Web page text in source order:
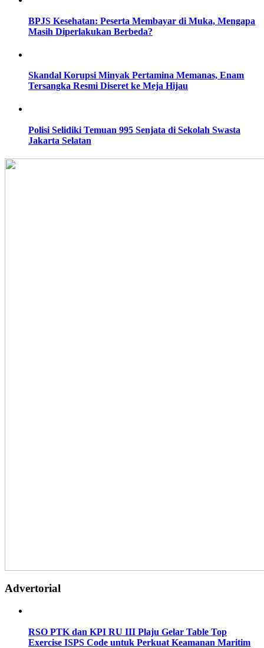
BPJS Kesehatan: Peserta Membayar di Muka, Mengapa
Masih Diperlakukan Berbeda?
Skandal Korupsi Minyak Pertamina Memanas, Enam
Tersangka Resmi Diseret ke Meja Hijau
Polisi Selidiki Temuan 995 Senjata di Sekolah Swasta
Jakarta Selatan
Advertorial
RSO PTK dan KPI RU III Plaju Gelar Table Top
Exercise ISPS Code untuk Perkuat Keamanan Maritim